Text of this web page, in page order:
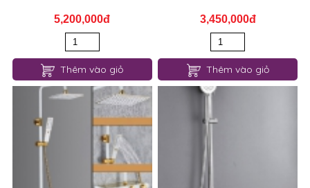
5,200,000đ
Thêm vào giỏ
3,450,000đ
Thêm vào giỏ